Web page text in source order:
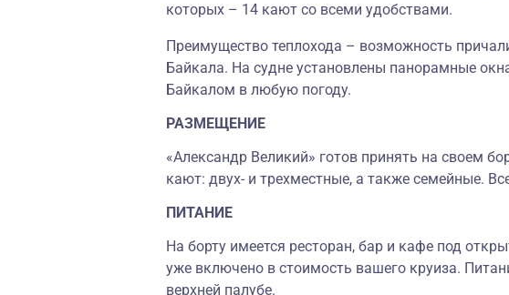
которых – 14 кают со всеми удобствами.
Преимущество теплохода – возможность
Байкала. На судне установлены панорамные
Байкалом в любую погоду.
РАЗМЕЩЕНИЕ
«Александр Великий» готов принять на своем
кают: двух- и трехместные, а также семейные.
ПИТАНИЕ
На борту имеется ресторан, бар и кафе под
уже включено в стоимость вашего круиза.
верхней палубе.